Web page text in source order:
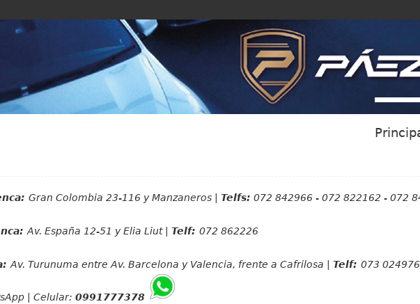
Gran Colombia 23-116 y Manzaneros | Telfs: 072 842966 - 072 822162 - 072
Av. España 12-51 y Elia Liut | Telf: 072 862226
Av. Turunuma entre Av. Barcelona y Valencia, frente a Cafrilosa | Telf: 073 024976
| Celular: 0991777378